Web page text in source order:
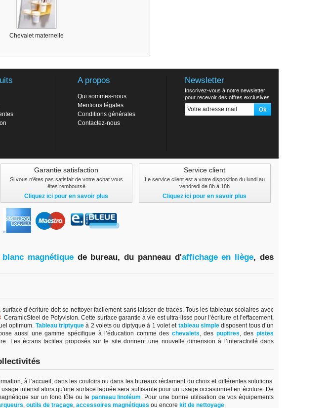
Chevalet maternelle
A propos
Qui sommes-nous
Mentions légales
Conditions générales
Contactez-nous
Newsletter
Inscrivez-vous à notre newsletter
pour recevoir des offres exclusives
Garantie satisfaction
Si vous n'êtes pas satisfait de votre achat vous
êtes remboursé
Cliquez ici pour en savoir plus
Service client
Le service client est a votre disposition du lundi au
vendredi de 8h à 18h
Cliquez ici pour en savoir plus
blanc magnétique de bureau, du panneau d'affichage en liège, des
d’écriture doit se nettoyer facilement sans laisser de traces. Tous les tableaux scolaires avec
CeramicSteel de Polyvision. Cette surface garantie à vie est ultra-lisse pour l’écriture et l’effacement,
optimum. Tableau triptyque à 2 volets ou diptyque à 1 volet et tableau simple disposent tous d’un
aussi une gamme spécifique à l’éducation comme des chevalets, des pupitres, des pistes
Les écrans tactiles proposés sur le site donnent une nouvelle dimension à l’interactivité dans
à l’accueil, dans les couloirs ou dans les bureaux réclament du choix et différentes solutions.
intensif alors qu'une surface laquée sera suffisante pour un usage occasionnel en écriture. De
sur un fond tôle ou le panneau linoléum . Pour une bonne utilisation de vos équipements
, outils de traçage, accessoires magnétiques ou encore kit de nettoyage.